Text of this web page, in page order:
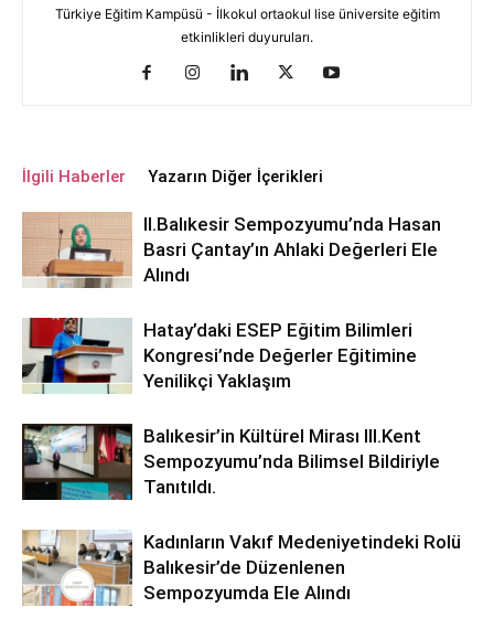
Türkiye Eğitim Kampüsü - İlkokul ortaokul lise üniversite eğitim
etkinlikleri duyuruları.
İlgili Haberler Yazarın Diğer İçerikleri
ll.Balıkesir Sempozyumu’nda Hasan
Basri Çantay’ın Ahlaki Değerleri Ele
Alındı
Hatay’daki ESEP Eğitim Bilimleri
Kongresi’nde Değerler Eğitimine
Yenilikçi Yaklaşım
Balıkesir’in Kültürel Mirası lll.Kent
Sempozyumu’nda Bilimsel Bildiriyle
Tanıtıldı.
Kadınların Vakıf Medeniyetindeki Rolü
Balıkesir’de Düzenlenen
Sempozyumda Ele Alındı